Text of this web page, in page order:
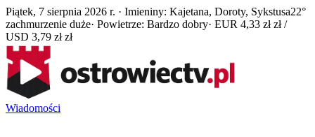
Piątek, 7 sierpnia 2026 r. · Imieniny: Kajetana, Doroty, Sykstusa22°
zachmurzenie duże· Powietrze: Bardzo dobry· EUR 4,33 zł zł /
USD 3,79 zł zł
Wiadomości